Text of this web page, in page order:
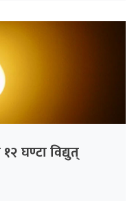
घण्टा विद्युत्